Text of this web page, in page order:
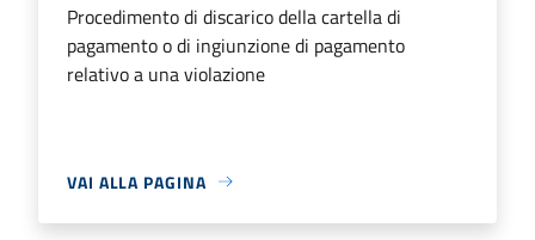
Procedimento di discarico della cartella di
pagamento o di ingiunzione di pagamento
relativo a una violazione
VAI ALLA PAGINA